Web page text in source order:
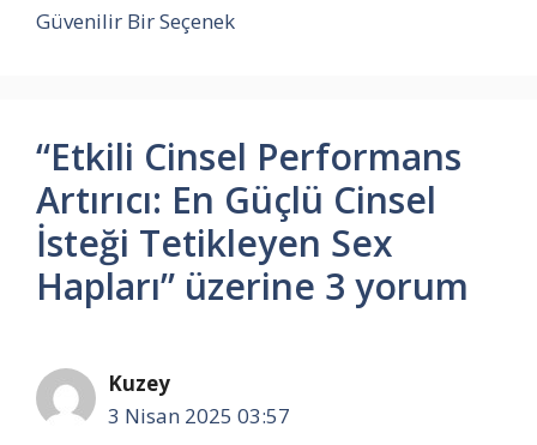
Güvenilir Bir Seçenek
“Etkili Cinsel Performans
Artırıcı: En Güçlü Cinsel
İsteği Tetikleyen Sex
Hapları” üzerine 3 yorum
Kuzey
3 Nisan 2025 03:57